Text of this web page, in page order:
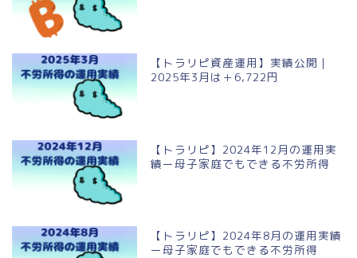
【トラリピ資産運用】実績公開｜
2025年3月は＋6,722円
【トラリピ】2024年12月の運用実
績ー母子家庭でもできる不労所得
【トラリピ】2024年8月の運用実績
ー母子家庭でもできる不労所得